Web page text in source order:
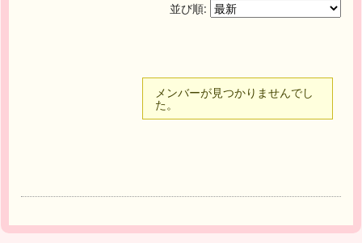
並び順:
メンバーが見つかりませんでし
た。